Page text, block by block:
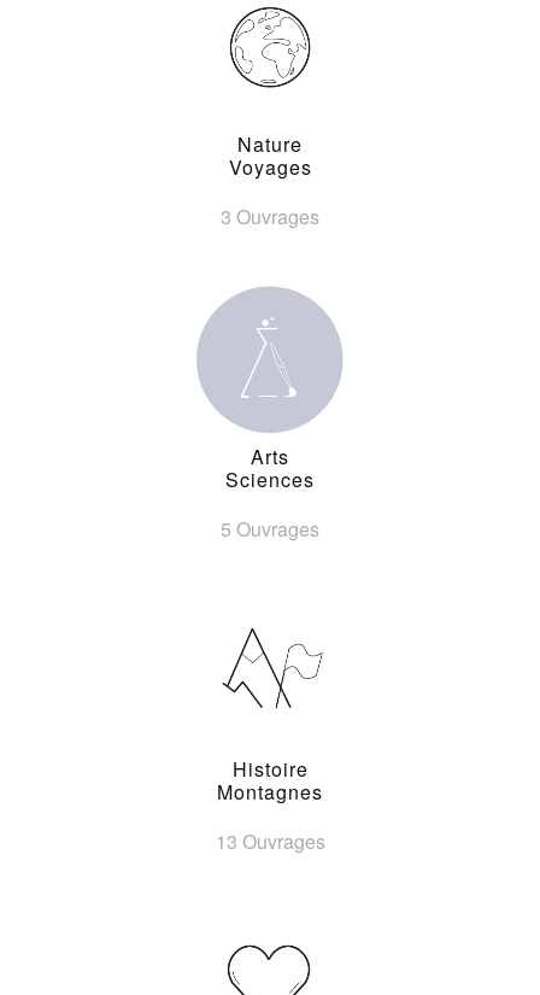
Nature
Voyages
3 Ouvrages
Arts
Sciences
5 Ouvrages
Histoire
Montagnes
13 Ouvrages